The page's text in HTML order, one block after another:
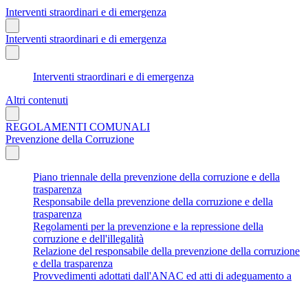
Interventi straordinari e di emergenza
Interventi straordinari e di emergenza
Interventi straordinari e di emergenza
Altri contenuti
REGOLAMENTI COMUNALI
Prevenzione della Corruzione
Piano triennale della prevenzione della corruzione e della
trasparenza
Responsabile della prevenzione della corruzione e della
trasparenza
Regolamenti per la prevenzione e la repressione della
corruzione e dell'illegalità
Relazione del responsabile della prevenzione della corruzione
e della trasparenza
Provvedimenti adottati dall'ANAC ed atti di adeguamento a